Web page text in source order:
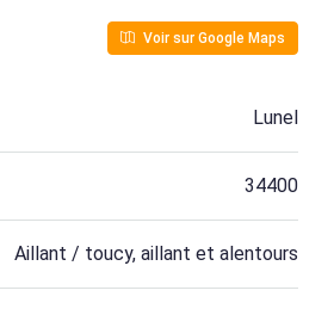
Voir sur Google Maps
Lunel
34400
Aillant / toucy, aillant et alentours